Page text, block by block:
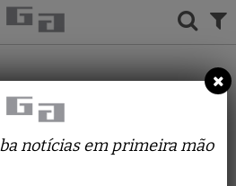
JOSE MORAES
notícias em primeira mão